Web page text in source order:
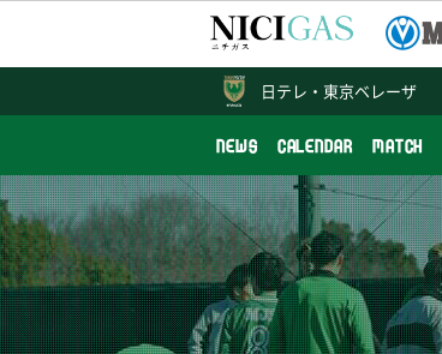
NEWS CALENDAR MATCH
日テレ・ 東京ベレーザ